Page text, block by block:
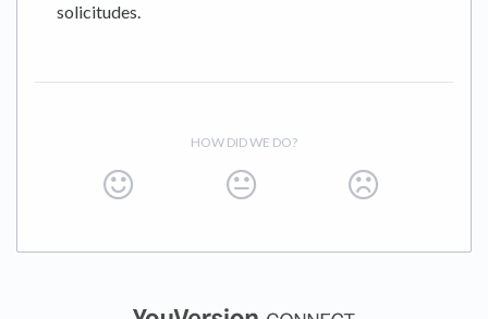
solicitudes.
HOW DID WE DO?
(opens in a